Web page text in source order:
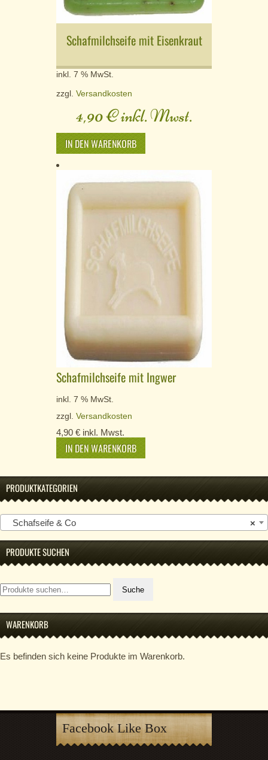
Schafmilchseife mit Eisenkraut
inkl. 7 % MwSt.
zzgl. Versandkosten
4,90€inkl. Mwst.
IN DEN WARENKORB
Schafmilchseife mit Ingwer
inkl. 7 % MwSt.
zzgl. Versandkosten
4,90 € inkl. Mwst.
IN DEN WARENKORB
PRODUKTKATEGORIEN
×
Schafseife & Co
PRODUKTE SUCHEN
Suche
nach:
Suche
WARENKORB
Es befinden sich keine Produkte im Warenkorb.
Facebook Like Box